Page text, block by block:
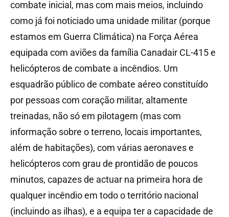
combate inicial, mas com mais meios, incluindo
como já foi noticiado uma unidade militar (porque
estamos em Guerra Climática) na Força Aérea
equipada com aviões da família Canadair CL-415 e
helicópteros de combate a incêndios. Um
esquadrão público de combate aéreo constituído
por pessoas com coração militar, altamente
treinadas, não só em pilotagem (mas com
informação sobre o terreno, locais importantes,
além de habitações), com várias aeronaves e
helicópteros com grau de prontidão de poucos
minutos, capazes de actuar na primeira hora de
qualquer incêndio em todo o território nacional
(incluindo as ilhas), e a equipa ter a capacidade de